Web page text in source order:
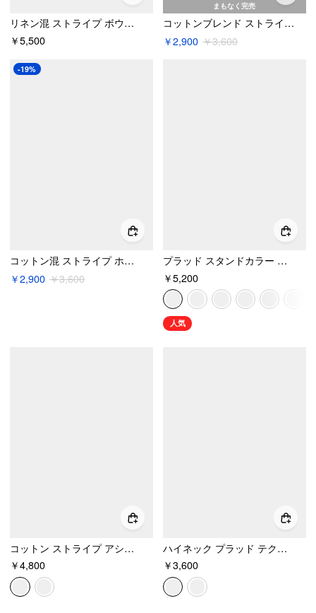
リネン混 ストライプ ボウノット バンドゥ トップ
￥5,500
まもなく完売
コットンブレンド ストライプ オフショルダー ノット スリム トップス
￥2,900 ￥3,600
-19%
コットン混 ストライプ ホルターネック キャミソール
￥2,900 ￥3,600
プラッド スタンドカラー パフスリーブ タイバック ボタン ブラウス
￥5,200
人気
コットン ストライプ アシンメトリー ポロネック 半袖トップス
￥4,800
ハイネック プラッド テクスチャ レタス トリム タンクトップ
￥3,600